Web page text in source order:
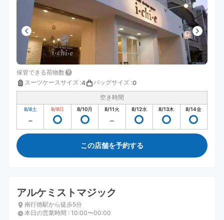
保管できる荷物数
スーツケースサイズ :4 バッグサイズ :0
空き時間
8/8土 8/9日 8/10月 8/11火 8/12水 8/13木 8/14金
この店舗を予約する
アルケミストマジック
南行徳駅から徒歩5分
本日の営業時間 : 10:00〜00:00